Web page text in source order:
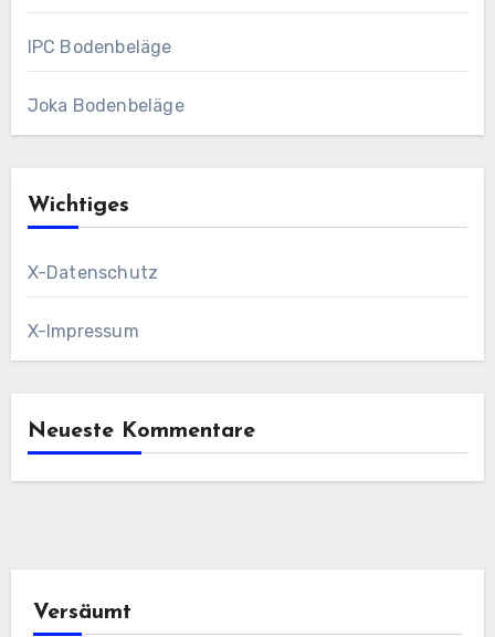
IPC Bodenbeläge
Joka Bodenbeläge
Wichtiges
X-Datenschutz
X-Impressum
Neueste Kommentare
Versäumt